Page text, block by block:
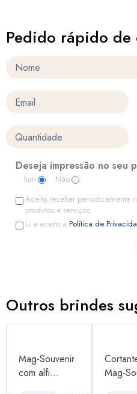
Pedido rápido de
Deseja impressão no seu
Sim
Não
Aceito receber periodicamente
produtos e serviços.
Li e aceito a Política de
Outros brindes
Mag-Souvenir
com alfi...
Mag-